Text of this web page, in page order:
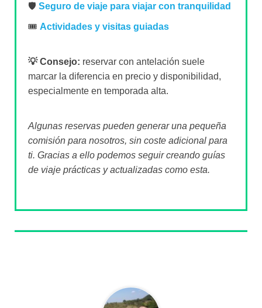
🛡️ Seguro de viaje para viajar con tranquilidad
🎟️ Actividades y visitas guiadas
💡 Consejo: reservar con antelación suele
marcar la diferencia en precio y disponibilidad,
especialmente en temporada alta.
Algunas reservas pueden generar una pequeña
comisión para nosotros, sin coste adicional para
ti. Gracias a ello podemos seguir creando guías
de viaje prácticas y actualizadas como esta.